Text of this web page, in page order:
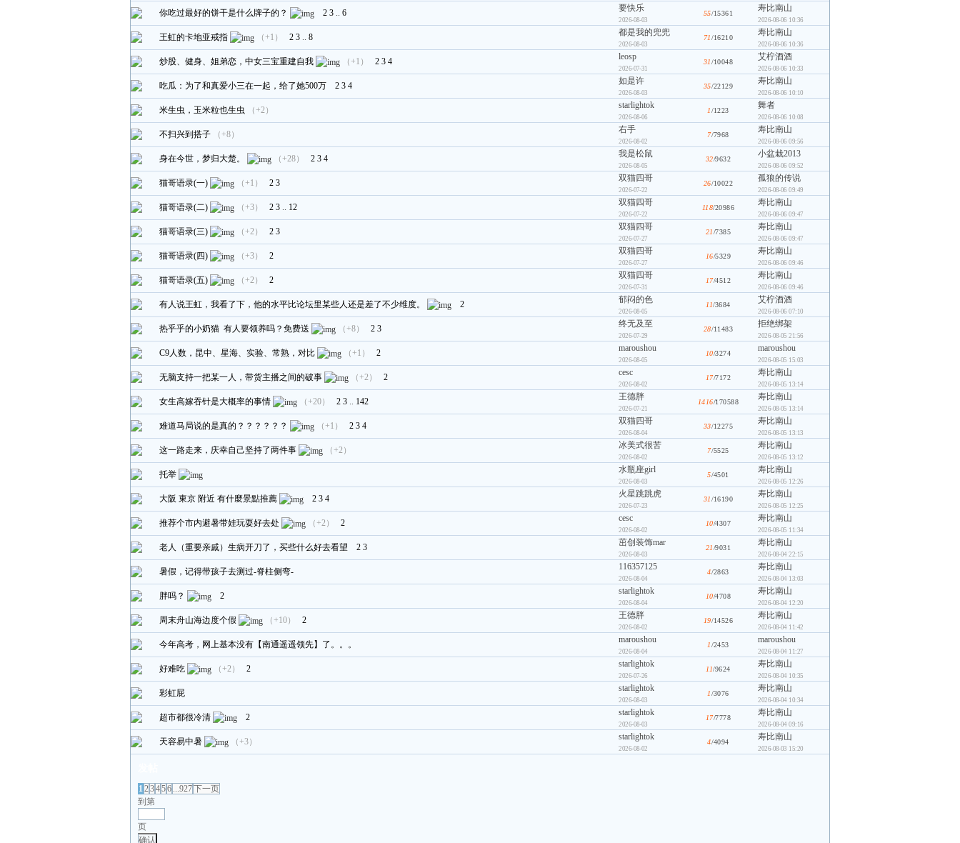
你吃过最好的饼干是什么牌子的？ 2 3 .. 6 要快乐
2026-08-03
55/15361 寿比南山
2026-08-06 10:36
王虹的卡地亚戒指 （+1） 2 3 .. 8 都是我的兜兜
2026-08-03
71/16210 寿比南山
2026-08-06 10:36
炒股、健身、姐弟恋，中女三宝重建自我 （+1） 2 3 4 leosp
2026-07-31
31/10048 艾柠酒酒
2026-08-06 10:33
吃瓜：为了和真爱小三在一起，给了她500万 2 3 4 如是许
2026-08-03
35/22129 寿比南山
2026-08-06 10:10
米生虫，玉米粒也生虫 （+2） starlightok
2026-08-06
1/1223 舞者
2026-08-06 10:08
不扫兴到搭子 （+8） 右手
2026-08-02
7/7968 寿比南山
2026-08-06 09:56
身在今世，梦归大楚。 （+28） 2 3 4 我是松鼠
2026-08-05
32/9632 小盆栽2013
2026-08-06 09:52
猫哥语录(一) （+1） 2 3 双猫四哥
2026-07-22
26/10022 孤狼的传说
2026-08-06 09:49
猫哥语录(二) （+3） 2 3 .. 12 双猫四哥
2026-07-22
118/20986 寿比南山
2026-08-06 09:47
猫哥语录(三) （+2） 2 3 双猫四哥
2026-07-27
21/7385 寿比南山
2026-08-06 09:47
猫哥语录(四) （+3） 2 双猫四哥
2026-07-27
16/5329 寿比南山
2026-08-06 09:46
猫哥语录(五) （+2） 2 双猫四哥
2026-07-31
17/4512 寿比南山
2026-08-06 09:46
有人说王虹，我看了下，他的水平比论坛里某些人还是差了不少维度。 2 郁闷的色
2026-08-05
11/3684 艾柠酒酒
2026-08-06 07:10
热乎乎的小奶猫 有人要领养吗？免费送 （+8） 2 3 终无及至
2026-07-29
28/11483 拒绝绑架
2026-08-05 21:56
C9人数，昆中、星海、实验、常熟，对比 （+1） 2 maroushou
2026-08-05
10/3274 maroushou
2026-08-05 15:03
无脑支持一把某一人，带货主播之间的破事 （+2） 2 cesc
2026-08-02
17/7172 寿比南山
2026-08-05 13:14
女生高嫁吞针是大概率的事情 （+20） 2 3 .. 142 王德胖
2026-07-21
1416/170588 寿比南山
2026-08-05 13:14
难道马局说的是真的？？？？？？ （+1） 2 3 4 双猫四哥
2026-08-04
33/12275 寿比南山
2026-08-05 13:13
这一路走来，庆幸自己坚持了两件事 （+2） 冰美式很苦
2026-08-02
7/5525 寿比南山
2026-08-05 13:12
托举 水瓶座girl
2026-08-03
5/4501 寿比南山
2026-08-05 12:26
大阪 東京 附近 有什麼景點推薦 2 3 4 火星跳跳虎
2026-07-23
31/16190 寿比南山
2026-08-05 12:25
推荐个市内避暑带娃玩耍好去处 （+2） 2 cesc
2026-08-02
10/4307 寿比南山
2026-08-05 11:34
老人（重要亲戚）生病开刀了，买些什么好去看望 2 3 茁创装饰mar
2026-08-03
21/9031 寿比南山
2026-08-04 22:15
暑假，记得带孩子去测过-脊柱侧弯- 116357125
2026-08-04
4/2863 寿比南山
2026-08-04 13:03
胖吗？ 2 starlightok
2026-08-04
10/4708 寿比南山
2026-08-04 12:20
周末舟山海边度个假 （+10） 2 王德胖
2026-08-02
19/14526 寿比南山
2026-08-04 11:42
今年高考，网上基本没有【南通遥遥领先】了。。。 maroushou
2026-08-04
1/2453 maroushou
2026-08-04 11:27
好难吃 （+2） 2 starlightok
2026-07-26
11/9624 寿比南山
2026-08-04 10:35
彩虹屁 starlightok
2026-08-03
1/3076 寿比南山
2026-08-04 10:34
超市都很冷清 2 starlightok
2026-08-03
17/7778 寿比南山
2026-08-04 09:16
天容易中暑 （+3） starlightok
2026-08-02
4/4094 寿比南山
2026-08-03 15:20
123456 ...927下一页
到第
页
确认